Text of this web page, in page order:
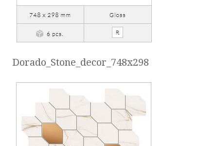
Dorado_Stone_decor_748x298